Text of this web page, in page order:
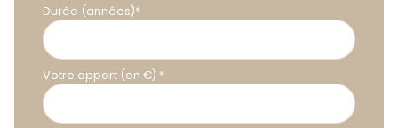
Durée (années)*
Votre apport (en €) *